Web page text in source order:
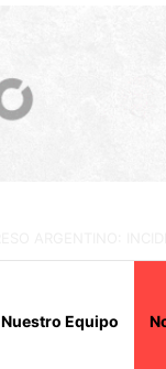
Nuestro Equipo